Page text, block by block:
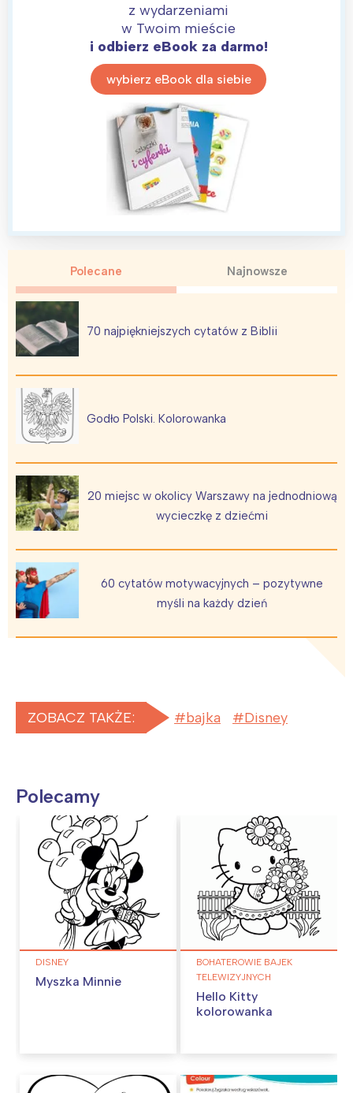
z wydarzeniami
w Twoim mieście
i odbierz eBook za darmo!
wybierz eBook dla siebie
Polecane Najnowsze
70 najpiękniejszych cytatów z Biblii
Godło Polski. Kolorowanka
20 miejsc w okolicy Warszawy na jednodniową
wycieczkę z dziećmi
60 cytatów motywacyjnych – pozytywne
myśli na każdy dzień
ZOBACZ TAKŻE: bajka Disney
Polecamy
DISNEY
Myszka Minnie
BOHATEROWIE BAJEK
TELEWIZYJNYCH
Hello Kitty
kolorowanka
Interesują mnie wydarzenia z
Warszawa
Łódź
Poznań
Wrocław
Kraków
Północ